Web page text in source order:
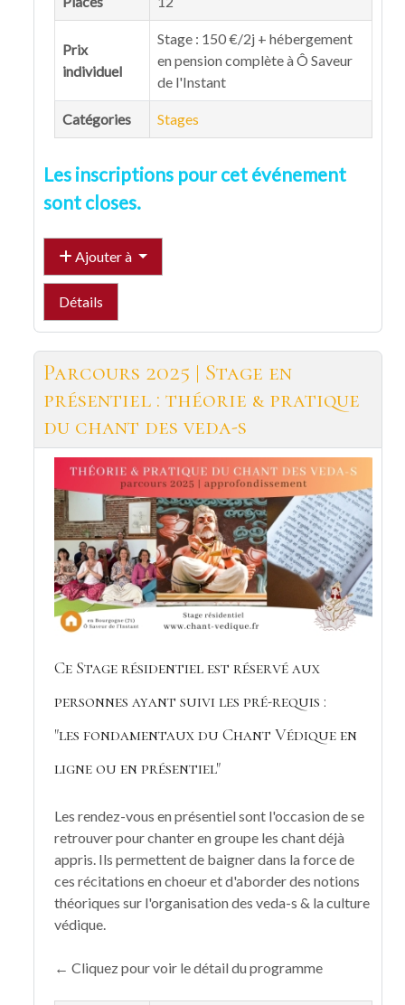
Prix
individuel
Stage : 150 €/2j + hébergement
en pension complète à Ô Saveur
de l'Instant
Catégories Stages
Les inscriptions pour cet événement
sont closes.
Ajouter à
Détails
Parcours 2025 | Stage en
présentiel : théorie & pratique
du chant des veda-s
Ce Stage résidentiel est réservé aux
personnes ayant suivi les pré-requis :
"les fondamentaux du Chant Védique en
ligne ou en présentiel"
Les rendez-vous en présentiel sont l'occasion de se
retrouver pour chanter en groupe les chant déjà
appris. Ils permettent de baigner dans la force de
ces récitations en choeur et d'aborder des notions
théoriques sur l'organisation des veda-s & la culture
védique.
← Cliquez pour voir le détail du programme